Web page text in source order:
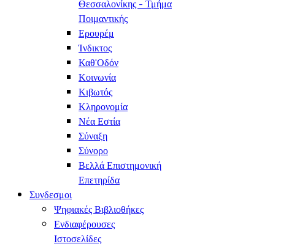
Θεσσαλονίκης - Τμήμα
Ποιμαντικής
Ερουρέμ
Ίνδικτος
Καθ'Οδόν
Κοινωνία
Κιβωτός
Κληρονομία
Νέα Εστία
Σύναξη
Σύνορο
Βελλά Επιστημονική
Επετηρίδα
Συνδεσμοι
Ψηφιακές Βιβλιοθήκες
Ενδιαφέρουσες
Ιστοσελίδες